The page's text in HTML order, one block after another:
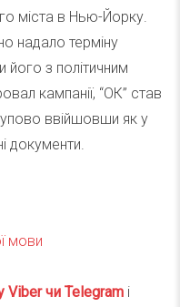
міста в Нью-Йорку.
надало терміну
з політичним
кампанії, “ОК” став
ввійшовши як у
документи.
мови
Viber чи Telegram і